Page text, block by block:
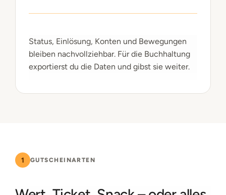
Status, Einlösung, Konten und Bewegungen
bleiben nachvollziehbar. Für die Buchhaltung
exportierst du die Daten und gibst sie weiter.
1 GUTSCHEINARTEN